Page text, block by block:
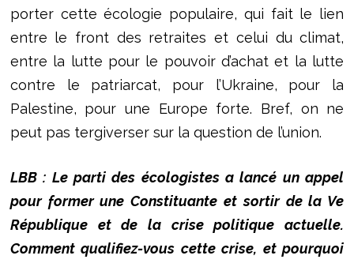
porter cette écologie populaire, qui fait le lien
entre le front des retraites et celui du climat,
entre la lutte pour le pouvoir d’achat et la lutte
contre le patriarcat, pour l’Ukraine, pour la
Palestine, pour une Europe forte. Bref, on ne
peut pas tergiverser sur la question de l’union.
LBB : Le parti des écologistes a lancé un appel
pour former une Constituante et sortir de la Ve
République et de la crise politique actuelle.
Comment qualifiez-vous cette crise, et pourquoi